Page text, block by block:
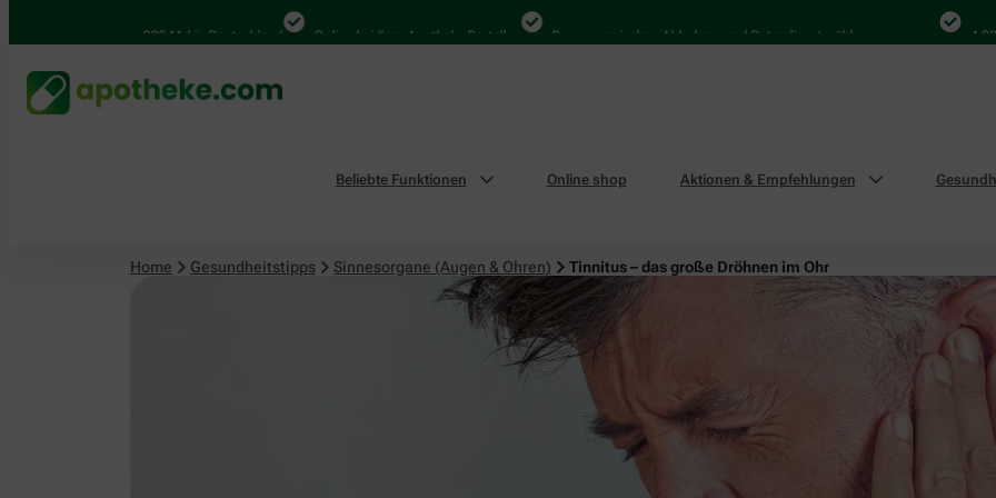
4.000 Mal in Deutschland Online bei Ihrer Apotheke Bestellen Bequem zwischen Abholung und Botendienst wählen 4.000
Beliebte Funktionen Online shop Aktionen & Empfehlungen
Home Gesundheitstipps Sinnesorgane (Augen & Ohren) Tinnitus – das große Dröhnen im Ohr
Sinnesorgane (Augen & Ohren)